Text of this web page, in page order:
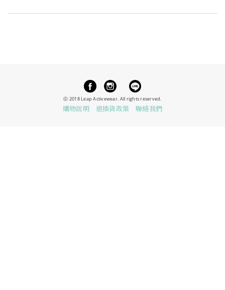
ⓒ 2018 Leap Activewear. All rights reserved.
購物說明 退換貨政策 聯絡我們